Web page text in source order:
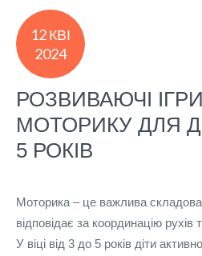
12 КВІ
2024
РОЗВИВАЮЧІ
МОТОРИКУ ДЛЯ
5 РОКІВ
Моторика – це важлива
відповідає за координацію
У віці від 3 до 5 років діти